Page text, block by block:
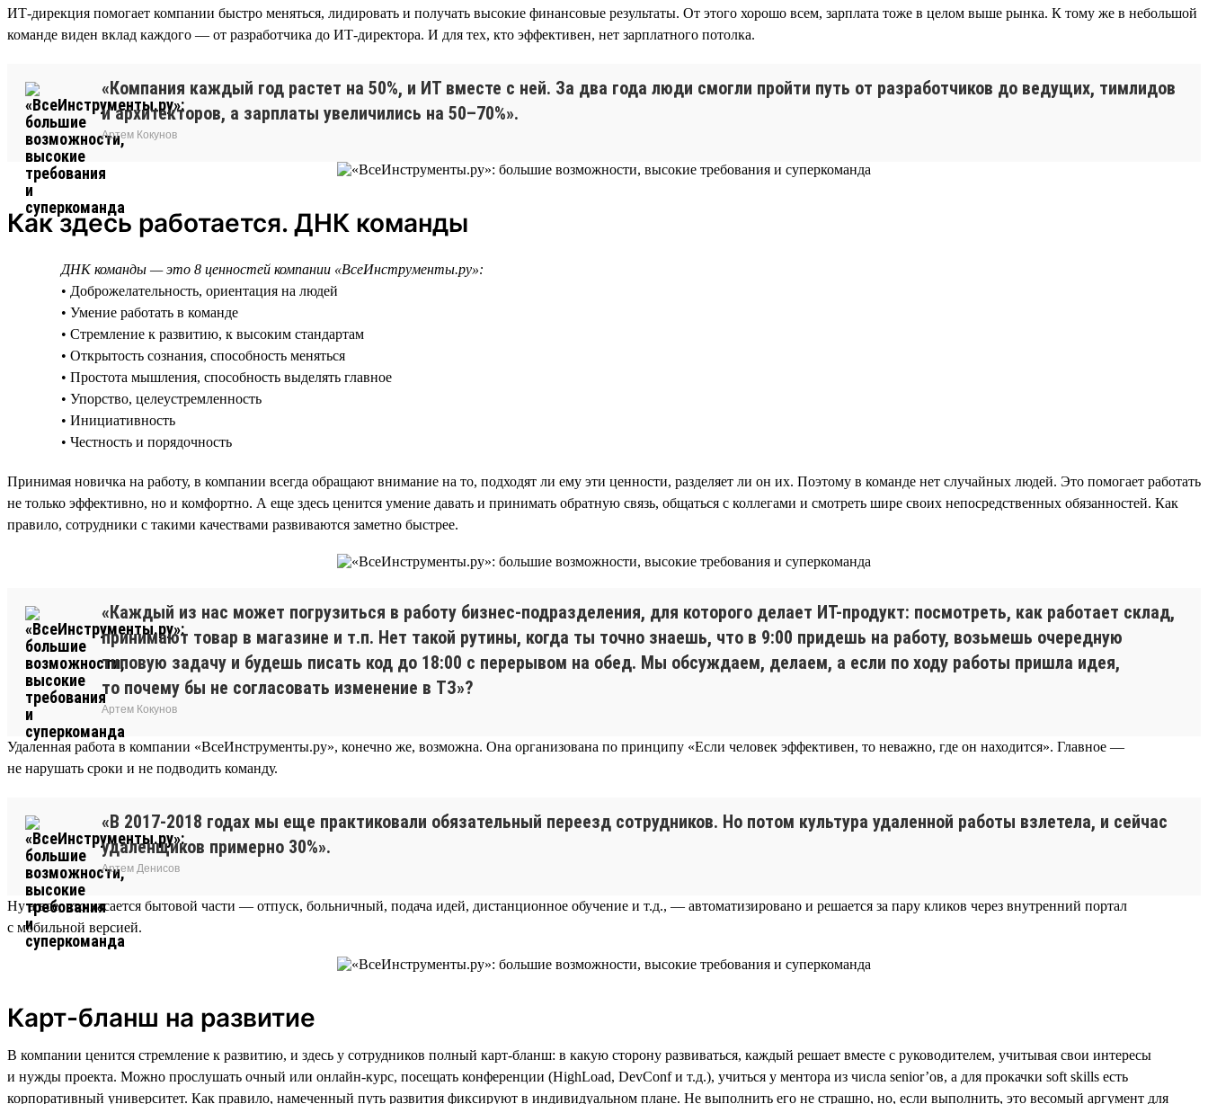
ИТ-дирекция помогает компании быстро меняться, лидировать и получать высокие финансовые результаты. От этого хорошо всем, зарплата тоже в целом выше рынка. К тому же в небольшой
команде виден вклад каждого — от разработчика до ИТ-директора. И для тех, кто эффективен, нет зарплатного потолка.
«Компания каждый год растет на 50%, и ИТ вместе с ней. За два года люди смогли пройти путь от разработчиков до ведущих, тимлидов
и архитекторов, а зарплаты увеличились на 50–70%».
Артем Кокунов
Как здесь работается. ДНК команды
ДНК команды — это 8 ценностей компании «ВсеИнструменты.ру»:
• Доброжелательность, ориентация на людей
• Умение работать в команде
• Стремление к развитию, к высоким стандартам
• Открытость сознания, способность меняться
• Простота мышления, способность выделять главное
• Упорство, целеустремленность
• Инициативность
• Честность и порядочность
Принимая новичка на работу, в компании всегда обращают внимание на то, подходят ли ему эти ценности, разделяет ли он их. Поэтому в команде нет случайных людей. Это помогает работать
не только эффективно, но и комфортно. А еще здесь ценится умение давать и принимать обратную связь, общаться с коллегами и смотреть шире своих непосредственных обязанностей. Как
правило, сотрудники с такими качествами развиваются заметно быстрее.
«Каждый из нас может погрузиться в работу бизнес-подразделения, для которого делает ИТ-продукт: посмотреть, как работает склад,
принимают товар в магазине и т.п. Нет такой рутины, когда ты точно знаешь, что в 9:00 придешь на работу, возьмешь очередную
типовую задачу и будешь писать код до 18:00 с перерывом на обед. Мы обсуждаем, делаем, а если по ходу работы пришла идея,
то почему бы не согласовать изменение в ТЗ»?
Артем Кокунов
Удаленная работа в компании «ВсеИнструменты.ру», конечно же, возможна. Она организована по принципу «Если человек эффективен, то неважно, где он находится». Главное —
не нарушать сроки и не подводить команду.
«В 2017-2018 годах мы еще практиковали обязательный переезд сотрудников. Но потом культура удаленной работы взлетела, и сейчас
удаленщиков примерно 30%».
Артем Денисов
Ну а все, что касается бытовой части — отпуск, больничный, подача идей, дистанционное обучение и т.д., — автоматизировано и решается за пару кликов через внутренний портал
с мобильной версией.
Карт-бланш на развитие
В компании ценится стремление к развитию, и здесь у сотрудников полный карт-бланш: в какую сторону развиваться, каждый решает вместе с руководителем, учитывая свои интересы
и нужды проекта. Можно прослушать очный или онлайн-курс, посещать конференции (HighLoad, DevConf и т.д.), учиться у ментора из числа senior’ов, а для прокачки soft skills есть
корпоративный университет. Как правило, намеченный путь развития фиксируют в индивидуальном плане. Не выполнить его не страшно, но, если выполнить, это весомый аргумент для